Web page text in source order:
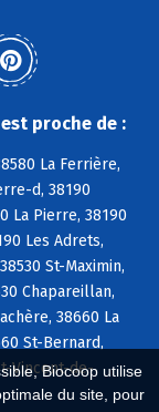
Biocoop utilise
du site, pour
proche de :
La Ferrière,
d, 38190
La Pierre, 38190
Les Adrets,
St-Maximin,
Chapareillan,
38660 La
St-Bernard,
Vincent-de-